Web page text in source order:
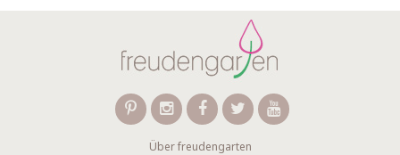
Über freudengarten